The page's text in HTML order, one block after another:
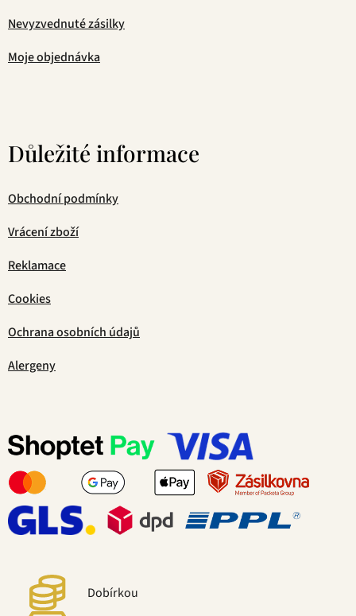
Nevyzvednuté zásilky
Moje objednávka
Důležité informace
Obchodní podmínky
Vrácení zboží
Reklamace
Cookies
Ochrana osobních údajů
Alergeny
Dobírkou